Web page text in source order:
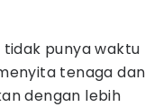
punya waktu
tenaga dan
dengan lebih